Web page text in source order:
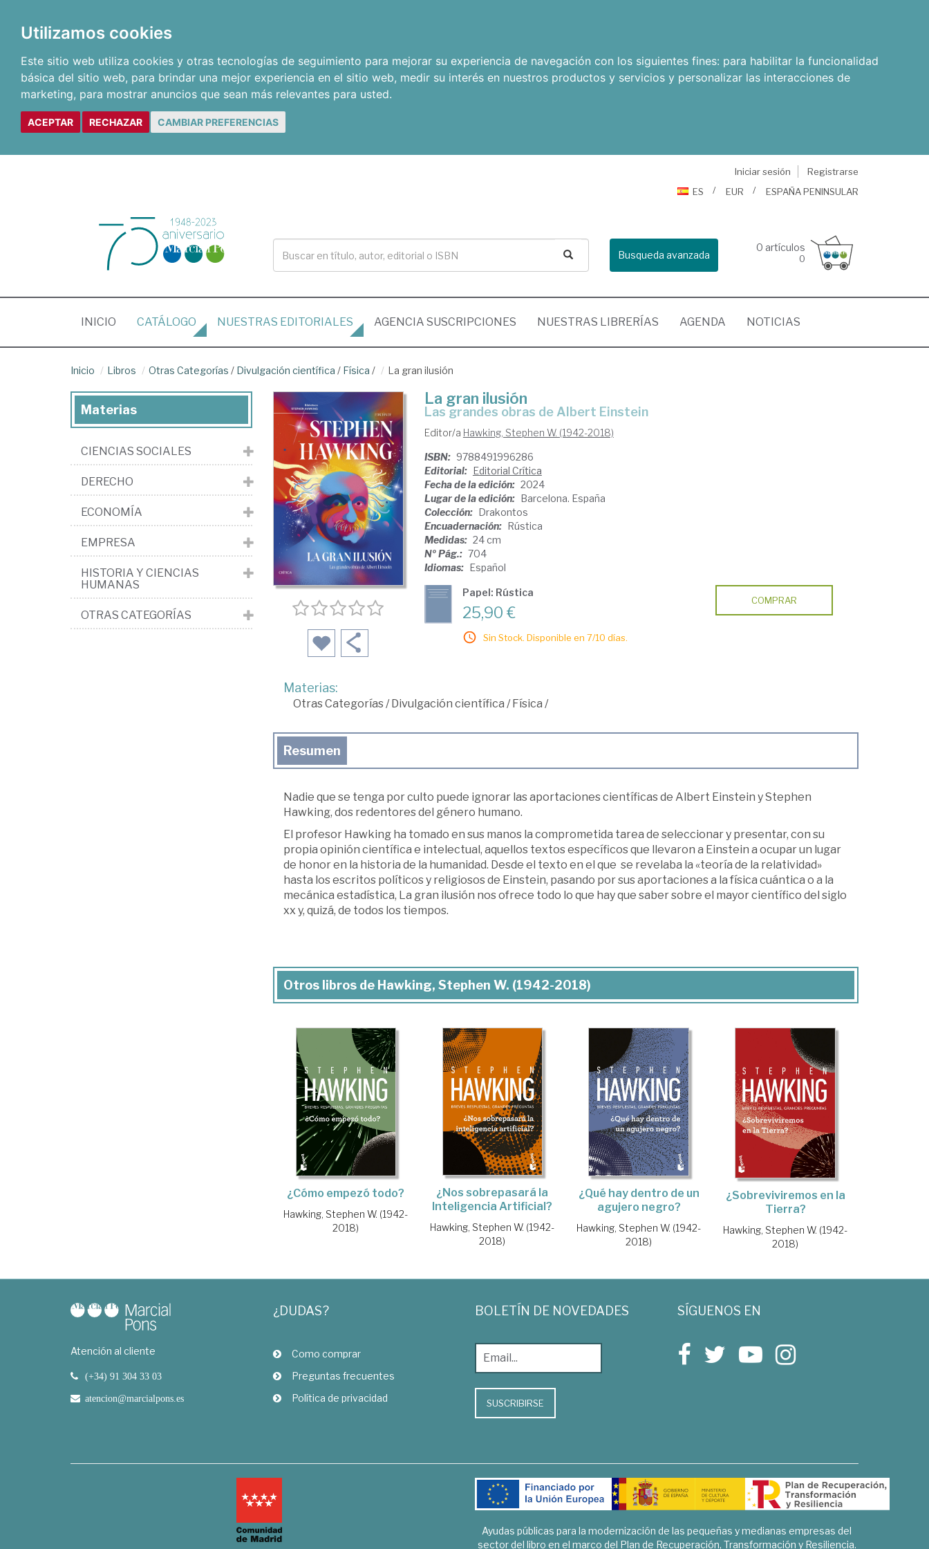
Utilizamos cookies
Este sitio web utiliza cookies y otras tecnologías de seguimiento para mejorar su experiencia de navegación con los siguientes fines: para habilitar la funcionalidad
básica del sitio web, para brindar una mejor experiencia en el sitio web, medir su interés en nuestros productos y servicios y personalizar las interacciones de
marketing, para mostrar anuncios que sean más relevantes para usted.
ACEPTAR RECHAZAR CAMBIAR PREFERENCIAS
Iniciar sesión
Registrarse
ES
EUR ESPAÑA PENINSULAR
Busqueda avanzada
0 artículos
0
INICIO (CURRENT)
CATÁLOGO NUESTRAS EDITORIALES AGENCIA SUSCRIPCIONES NUESTRAS LIBRERÍAS AGENDA NOTICIAS
Inicio Libros Otras Categorías / Divulgación científica / Física / La gran ilusión
La gran ilusión
las grandes obras de Albert Einstein
Editor/a Hawking, Stephen W. (1942-2018)
ISBN: 9788491996286
Editorial: Editorial Crítica
Fecha de la edición: 2024
Lugar de la edición: Barcelona. España
Colección: Drakontos
Encuadernación: Rústica
Medidas: 24 cm
Nº Pág.: 704
Idiomas: Español
Papel: Rústica
25,90 €
Sin Stock. Disponible en 7/10 días.
COMPRAR
Materias:
Otras Categorías/Divulgación científica /Física /
Resumen
Nadie que se tenga por culto puede ignorar las aportaciones científicas de Albert Einstein y Stephen
Hawking, dos redentores del género humano.
El profesor Hawking ha tomado en sus manos la comprometida tarea de seleccionar y presentar, con su
propia opinión científica e intelectual, aquellos textos específicos que llevaron a Einstein a ocupar un lugar
de honor en la historia de la humanidad. Desde el texto en el que se revelaba la «teoría de la relatividad»
hasta los escritos políticos y religiosos de Einstein, pasando por sus aportaciones a la física cuántica o a la
mecánica estadística, La gran ilusión nos ofrece todo lo que hay que saber sobre el mayor científico del siglo
xx y, quizá, de todos los tiempos.
Otros libros de Hawking, Stephen W. (1942-2018)
¿Cómo empezó todo?
Hawking, Stephen W. (1942-
2018)
¿Nos sobrepasará la
Inteligencia Artificial?
Hawking, Stephen W. (1942-
2018)
¿Qué hay dentro de un
agujero negro?
Hawking, Stephen W. (1942-
2018)
¿Sobreviviremos en la
Tierra?
Hawking, Stephen W. (1942-
2018)
Materias
CIENCIAS SOCIALES
DERECHO
ECONOMÍA
EMPRESA
HISTORIA Y CIENCIAS
HUMANAS
OTRAS CATEGORÍAS
Atención al cliente
(+34) 91 304 33 03
atencion@marcialpons.es
¿DUDAS?
Como comprar
Preguntas frecuentes
Política de privacidad
BOLETÍN DE NOVEDADES
SUSCRIBIRSE
SÍGUENOS EN
Ayudas públicas para la modernización de las pequeñas y medianas empresas del
sector del libro en el marco del Plan de Recuperación, Transformación y Resiliencia.